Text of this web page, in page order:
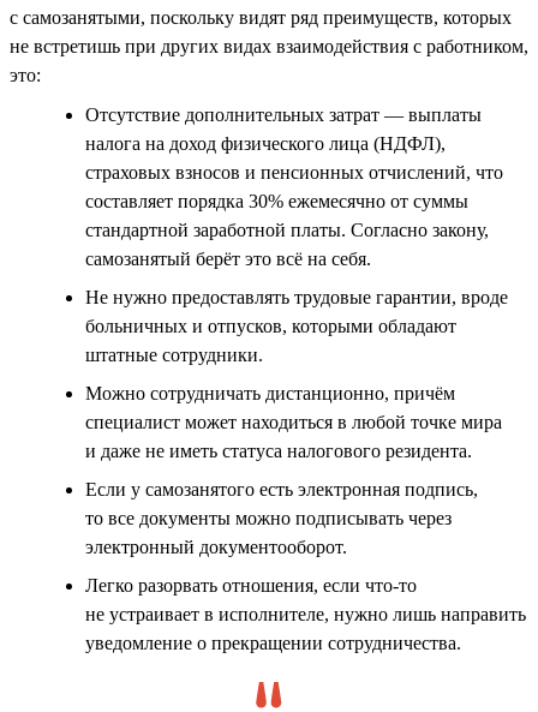
с самозанятыми, поскольку видят ряд преимуществ, которых
не встретишь при других видах взаимодействия с работником,
это:
Отсутствие дополнительных затрат — выплаты
налога на доход физического лица (НДФЛ),
страховых взносов и пенсионных отчислений, что
составляет порядка 30% ежемесячно от суммы
стандартной заработной платы. Согласно закону,
самозанятый берёт это всё на себя.
Не нужно предоставлять трудовые гарантии, вроде
больничных и отпусков, которыми обладают
штатные сотрудники.
Можно сотрудничать дистанционно, причём
специалист может находиться в любой точке мира
и даже не иметь статуса налогового резидента.
Если у самозанятого есть электронная подпись,
то все документы можно подписывать через
электронный документооборот.
Легко разорвать отношения, если что-то
не устраивает в исполнителе, нужно лишь направить
уведомление о прекращении сотрудничества.